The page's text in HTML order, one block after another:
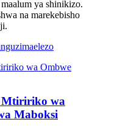
ya shinikizo.
na marekebisho
maelezo
wa
Maboksi